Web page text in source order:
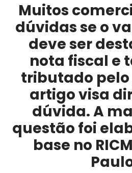
Muitos
dúvidas se o
deve ser
nota fiscal e
tributado pelo
artigo visa
dúvida. A
questão foi
base no